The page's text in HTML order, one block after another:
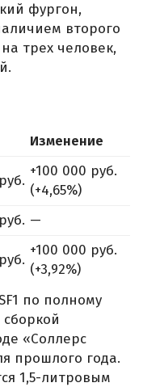
фургон,
второго
трех человек,
Изменение
+100 000 руб.
(+4,65%)
—
+100 000 руб.
(+3,92%)
по полному
«Соллерс
прошлого года.
1,5-литровым